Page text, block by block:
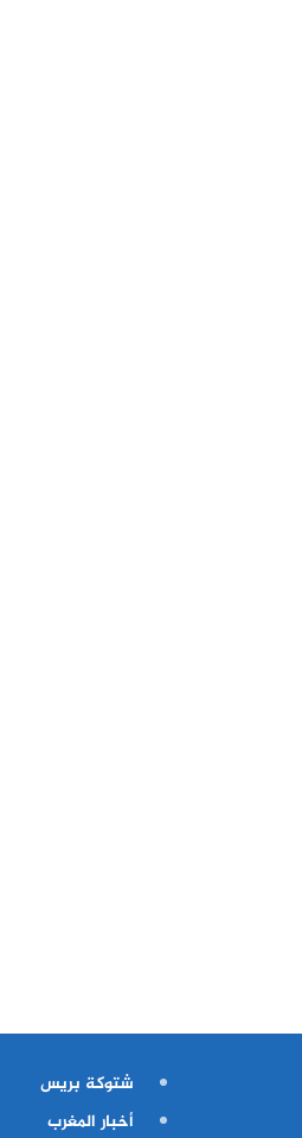
شتوكة بريس
أخبار المغرب